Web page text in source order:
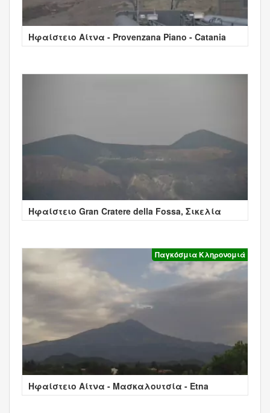
Ηφαίστειο Αίτνα - Provenzana Piano - Catania
Ηφαίστειο Gran Cratere della Fossa, Σικελία
Παγκόσμια Κληρονομιά
Ηφαίστειο Αίτνα - Μασκαλουτσία - Etna